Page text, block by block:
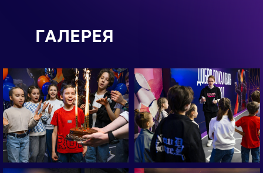
ГАЛЕРЕЯ